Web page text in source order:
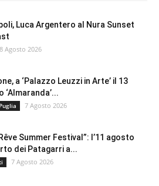
Luca Argentero al Nura Sunset
8 Agosto 2026
a ‘Palazzo Leuzzi in Arte’ il 13
‘Almaranda’...
7 Agosto 2026
Summer Festival”: l’11 agosto
dei Patagarri a...
7 Agosto 2026